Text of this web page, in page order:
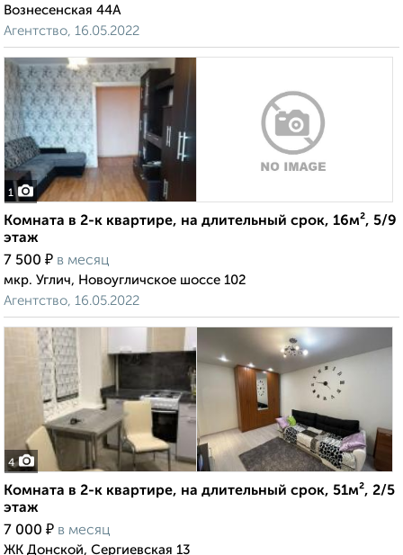
Вознесенская 44А
Агентство, 16.05.2022
1
Комната в 2-к квартире, на длительный срок, 16м², 5/9
этаж
7 500 ₽ в месяц
мкр. Углич, Новоугличское шоссе 102
Агентство, 16.05.2022
4
Комната в 2-к квартире, на длительный срок, 51м², 2/5
этаж
7 000 ₽ в месяц
ЖК Донской, Сергиевская 13